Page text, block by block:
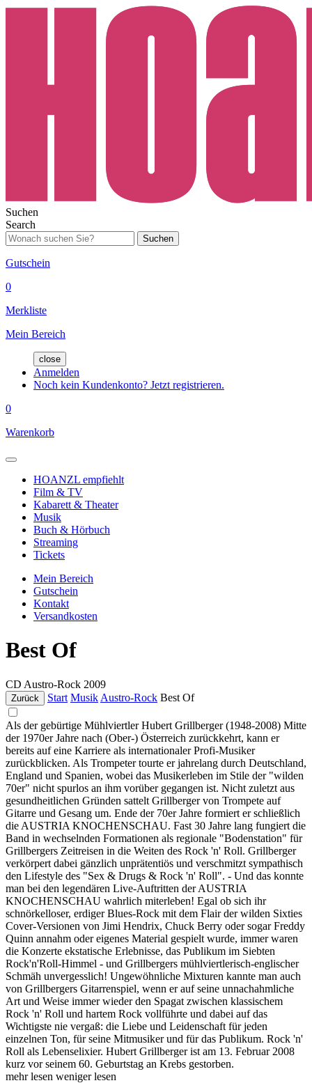
Suchen
Search
Suchen
Gutschein
0
Merkliste
Mein Bereich
close
Anmelden
Noch kein Kundenkonto? Jetzt registrieren.
0
Warenkorb
HOANZL empfiehlt
Film & TV
Kabarett & Theater
Musik
Buch & Hörbuch
Streaming
Tickets
Mein Bereich
Gutschein
Kontakt
Versandkosten
Best Of
CD Austro-Rock 2009
Zurück Start Musik Austro-Rock Best Of
Als der gebürtige Mühlviertler Hubert Grillberger (1948-2008) Mitte
der 1970er Jahre nach (Ober-) Österreich zurückkehrt, kann er
bereits auf eine Karriere als internationaler Profi-Musiker
zurückblicken. Als Trompeter tourte er jahrelang durch Deutschland,
England und Spanien, wobei das Musikerleben im Stile der "wilden
70er" nicht spurlos an ihm vorüber gegangen ist. Nicht zuletzt aus
gesundheitlichen Gründen sattelt Grillberger von Trompete auf
Gitarre und Gesang um. Ende der 70er Jahre formiert er schließlich
die AUSTRIA KNOCHENSCHAU. Fast 30 Jahre lang fungiert die
Band in wechselnden Formationen als regionale "Bodenstation" für
Grillbergers Zeitreisen in die Weiten des Rock 'n' Roll. Grillberger
verkörpert dabei gänzlich unprätentiös und verschmitzt sympathisch
den Lifestyle des "Sex & Drugs & Rock 'n' Roll". - Und das konnte
man bei den legendären Live-Auftritten der AUSTRIA
KNOCHENSCHAU wahrlich miterleben! Egal ob sich ihr
schnörkelloser, erdiger Blues-Rock mit dem Flair der wilden Sixties
Cover-Versionen von Jimi Hendrix, Chuck Berry oder sogar Freddy
Quinn annahm oder eigenes Material gespielt wurde, immer waren
die Konzerte ekstatische Erlebnisse, das Publikum im Siebten
Rock'n'Roll-Himmel - und Grillbergers mühlviertlerisch-englischer
Schmäh unvergesslich! Ungewöhnliche Mixturen kannte man auch
von Grillbergers Gitarrenspiel, wenn er auf seine unnachahmliche
Art und Weise immer wieder den Spagat zwischen klassischem
Rock 'n' Roll und hartem Rock vollführte und dabei auf das
Wichtigste nie vergaß: die Liebe und Leidenschaft für jeden
einzelnen Ton, für seine Mitmusiker und für das Publikum. Rock 'n'
Roll als Lebenselixier. Hubert Grillberger ist am 13. Februar 2008
kurz vor seinem 60. Geburtstag an Krebs gestorben.
mehr lesen weniger lesen